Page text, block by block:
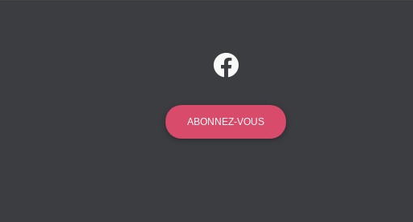
ABONNEZ-VOUS